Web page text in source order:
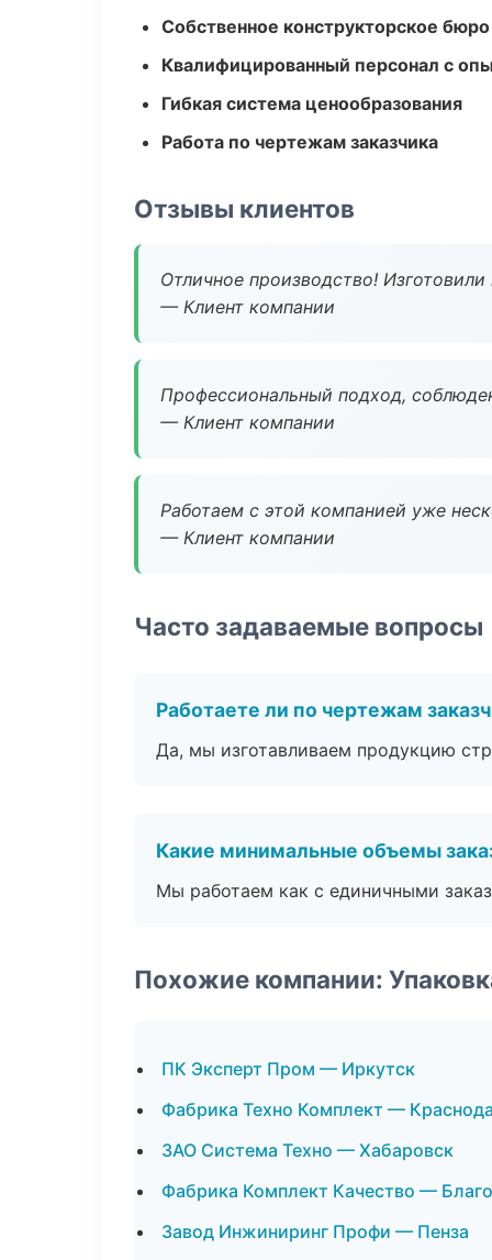
Собственное конструкторское бюро
Квалифицированный персонал с
Гибкая система ценообразования
Работа по чертежам заказчика
Отзывы клиентов
Отличное производство!
— Клиент компании
Профессиональный подход,
— Клиент компании
Работаем с этой компанией уже
— Клиент компании
Часто задаваемые вопросы
Работаете ли по чертежам
Да, мы изготавливаем продукцию
Какие минимальные объемы
Мы работаем как с единичными
Похожие компании:
ПК Эксперт Пром — Иркутск
Фабрика Техно Комплект —
ЗАО Система Техно — Хабаровск
Фабрика Комплект Качество —
Завод Инжиниринг Профи — Пенза